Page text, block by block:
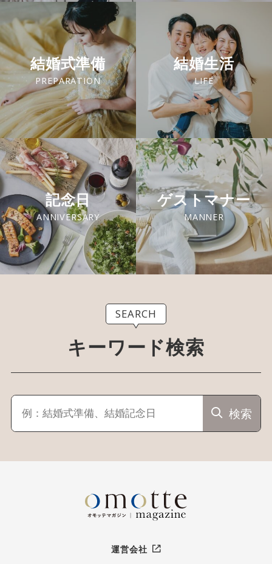
結婚式準備
PREPARATION
結婚生活
LIFE
記念日
ANNIVERSARY
ゲストマナー
MANNER
SEARCH
キーワード検索
検索
運営会社